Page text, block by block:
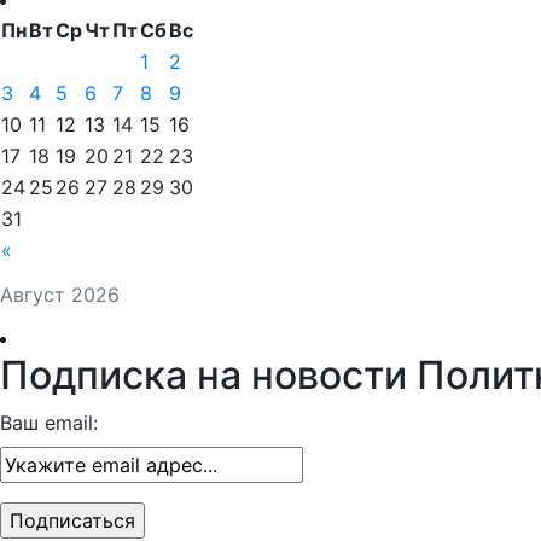
Август 2026
ПнВтСрЧтПтСбВс
«
1
2
3
4 5 6 7 8
9
10 11 12 13 14 15 16
17 18 19 20 21 22 23
24 25 26 27 28 29 30
31
Подписка на новости
Ваш email: